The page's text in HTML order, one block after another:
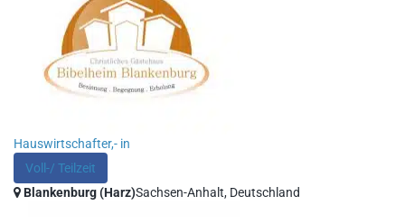
Hauswirtschafter,- in
Voll-/ Teilzeit
Blankenburg (Harz)Sachsen-Anhalt, Deutschland